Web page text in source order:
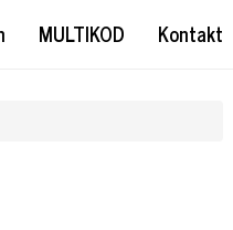
MULTIKOD Kontakt